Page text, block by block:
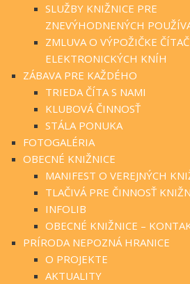
SLUŽBY KNIŽNICE PRE
ZNEVÝHODNENÝCH
ZMLUVA O VÝPOŽIČKE
ELEKTRONICKÝCH KNÍH
ZÁBAVA PRE KAŽDÉHO
TRIEDA ČÍTA S NAMI
KLUBOVÁ ČINNOSŤ
STÁLA PONUKA
FOTOGALÉRIA
OBECNÉ KNIŽNICE
MANIFEST O VEREJNÝCH
TLAČIVÁ PRE ČINNOSŤ
INFOLIB
OBECNÉ KNIŽNICE –
PRÍRODA NEPOZNÁ HRANICE
O PROJEKTE
AKTUALITY